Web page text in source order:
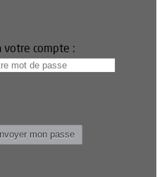
votre compte :